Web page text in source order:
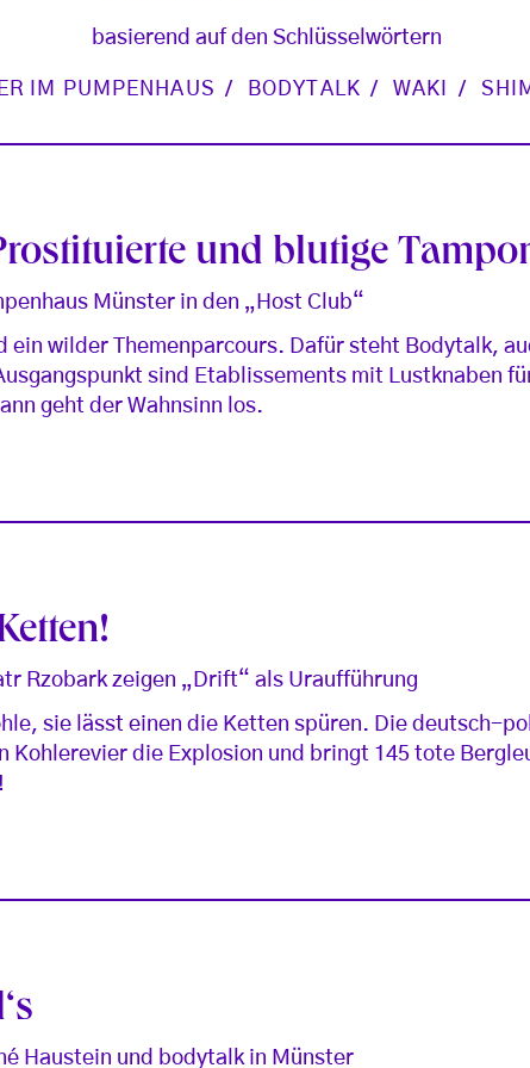
basierend auf den Schlüsselwörtern
IM PUMPENHAUS BODYTALK WAKI
und blutige
Münster in den „Host Club“
ein wilder Themenparcours. Dafür steht Bodytalk,
sind Etablissements mit Lustknaben
geht der Wahnsinn los.
Rzobark zeigen „Drift“ als Uraufführung
sie lässt einen die Ketten spüren. Die deutsch-
Kohlerevier die Explosion und bringt 145 tote
Haustein und bodytalk in Münster